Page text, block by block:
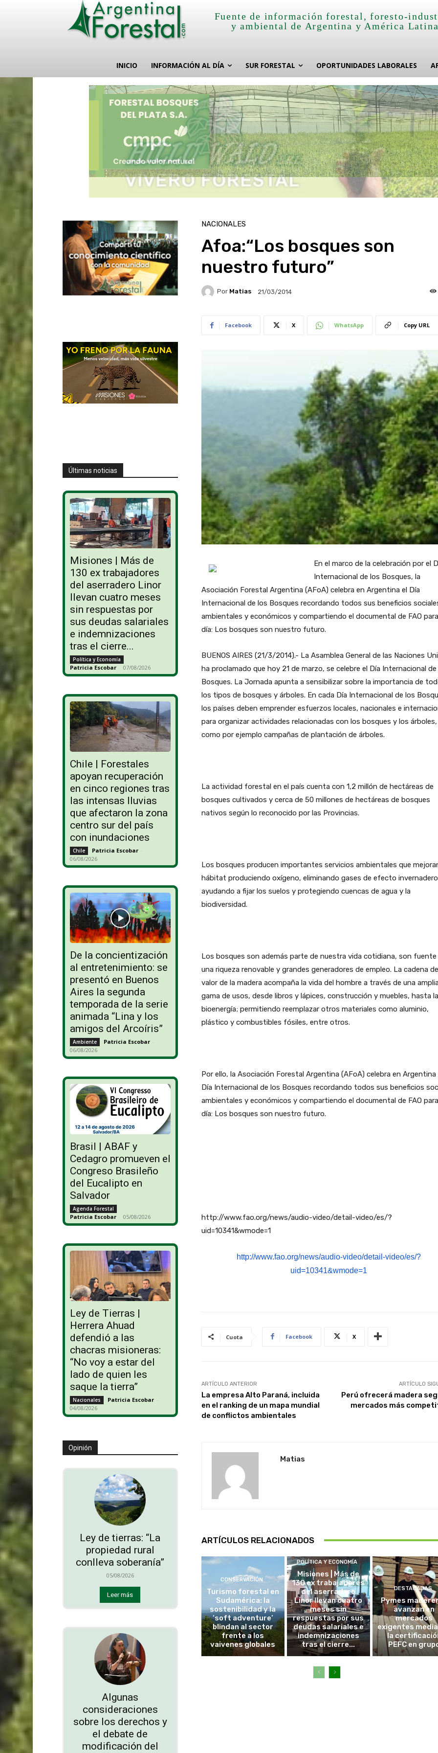
Fuente de información forestal, foresto-
y ambiental de Argentina y América
INICIO INFORMACIÓN AL DÍA SUR FORESTAL OPORTUNIDADES LABORALES
Últimas noticias
Misiones | Más de
130 ex trabajadores
del aserradero Linor
llevan cuatro meses
sin respuestas por
sus deudas salariales
e indemnizaciones
tras el cierre...
Política y Economía
Patricia Escobar - 07/08/2026
Chile | Forestales
apoyan recuperación
en cinco regiones tras
las intensas lluvias
que afectaron la zona
centro sur del país
con inundaciones
Chile Patricia Escobar -
06/08/2026
De la concientización
al entretenimiento: se
presentó en Buenos
Aires la segunda
temporada de la serie
animada “Lina y los
amigos del Arcoíris”
Ambiente Patricia Escobar -
06/08/2026
Brasil | ABAF y
Cedagro promueven el
Congreso Brasileño
del Eucalipto en
Salvador
Agenda Forestal
Patricia Escobar - 05/08/2026
Ley de Tierras |
Herrera Ahuad
defendió a las
chacras misioneras:
“No voy a estar del
lado de quien les
saque la tierra”
Nacionales Patricia Escobar -
04/08/2026
Opinión
Ley de tierras: “La
propiedad rural
conlleva soberanía”
05/08/2026
Leer más
Algunas
consideraciones
sobre los derechos y
el debate de
modificación del
NACIONALES
Afoa:“Los bosques son
nuestro futuro”
Por Matias 21/03/2014
Facebook X WhatsApp Copy URL
En el marco de la celebración por el
Internacional de los Bosques, la
Asociación Forestal Argentina (AFoA) celebra en Argentina el Día
Internacional de los Bosques recordando todos sus beneficios
ambientales y económicos y compartiendo el documental de FAO
día: Los bosques son nuestro futuro.
BUENOS AIRES (21/3/2014).- La Asamblea General de las Naciones
ha proclamado que hoy 21 de marzo, se celebre el Día Internacional
Bosques. La Jornada apunta a sensibilizar sobre la importancia de
los tipos de bosques y árboles. En cada Día Internacional de los
los países deben emprender esfuerzos locales, nacionales e
para organizar actividades relacionadas con los bosques y los árboles,
como por ejemplo campañas de plantación de árboles.
La actividad forestal en el país cuenta con 1,2 millón de hectáreas de
bosques cultivados y cerca de 50 millones de hectáreas de bosques
nativos según lo reconocido por las Provincias.
Los bosques producen importantes servicios ambientales que
hábitat produciendo oxígeno, eliminando gases de efecto
ayudando a fijar los suelos y protegiendo cuencas de agua y la
biodiversidad.
Los bosques son además parte de nuestra vida cotidiana, son fuente
una riqueza renovable y grandes generadores de empleo. La cadena de
valor de la madera acompaña la vida del hombre a través de una
gama de usos, desde libros y lápices, construcción y muebles, hasta la
bioenergía; permitiendo reemplazar otros materiales como aluminio,
plástico y combustibles fósiles, entre otros.
Por ello, la Asociación Forestal Argentina (AFoA) celebra en Argentina
Día Internacional de los Bosques recordando todos sus beneficios
ambientales y económicos y compartiendo el documental de FAO
día: Los bosques son nuestro futuro.
http://www.fao.org/news/audio-video/detail-video/es/?
uid=10341&wmode=1
http://www.fao.org/news/audio-video/detail-video/es/?
uid=10341&wmode=1
Cuota Facebook X
ARTÍCULO ANTERIOR
La empresa Alto Paraná, incluida
en el ranking de un mapa mundial
de conflictos ambientales
ARTÍCULO
Perú ofrecerá madera
mercados más
Matias
ARTÍCULOS RELACIONADOS
CONSERVACIÓN
Turismo forestal en
Sudamérica: la
sostenibilidad y la
‘soft adventure’
blindan al sector
frente a los
vaivenes globales
POLÍTICA Y ECONOMÍA
Misiones | Más de
130 ex trabajadores
del aserradero
Linor llevan cuatro
meses sin
respuestas por sus
deudas salariales e
indemnizaciones
tras el cierre...
DESTACADAS
Pymes
avanzan en
mercados
exigentes
la
PEFC en